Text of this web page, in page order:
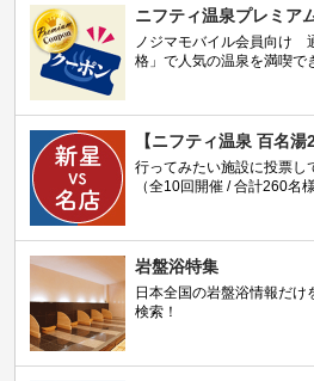
ニフティ温泉プレミア
ノジマモバイル会員向け
格」で人気の温泉を満喫で
【ニフティ温泉 百名湯
行ってみたい施設に投票し
（全10回開催 / 合計260名様
岩盤浴特集
日本全国の岩盤浴情報だけ
検索！